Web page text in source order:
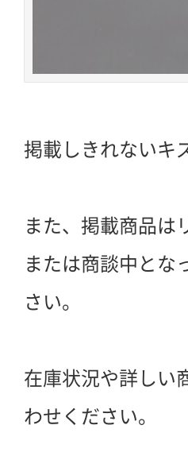
掲載しきれないキ
また、掲載商品は
または商談中とな
さい。
在庫状況や詳しい
わせください。